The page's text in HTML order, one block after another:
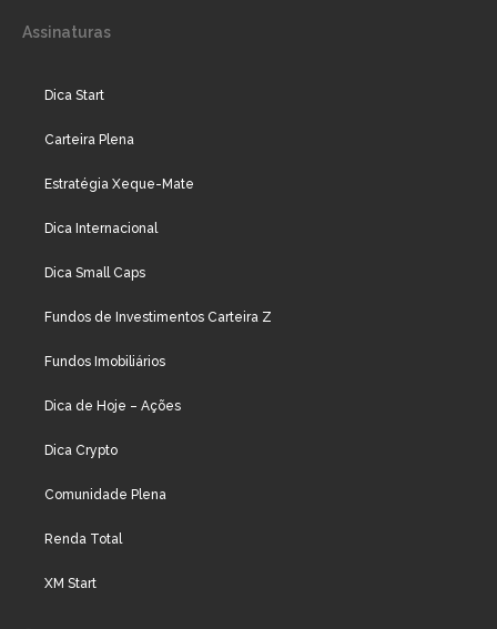
Assinaturas
Dica Start
Carteira Plena
Estratégia Xeque-Mate
Dica Internacional
Dica Small Caps
Fundos de Investimentos Carteira Z
Fundos Imobiliários
Dica de Hoje – Ações
Dica Crypto
Comunidade Plena
Renda Total
XM Start